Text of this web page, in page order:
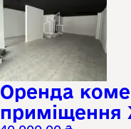
Оренда